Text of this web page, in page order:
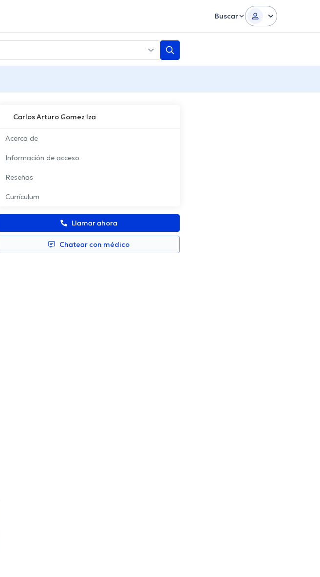
Buscar
Carlos Arturo Gomez Iza
Acerca de
Información de acceso
Reseñas
Currículum
Llamar ahora
Chatear con médico